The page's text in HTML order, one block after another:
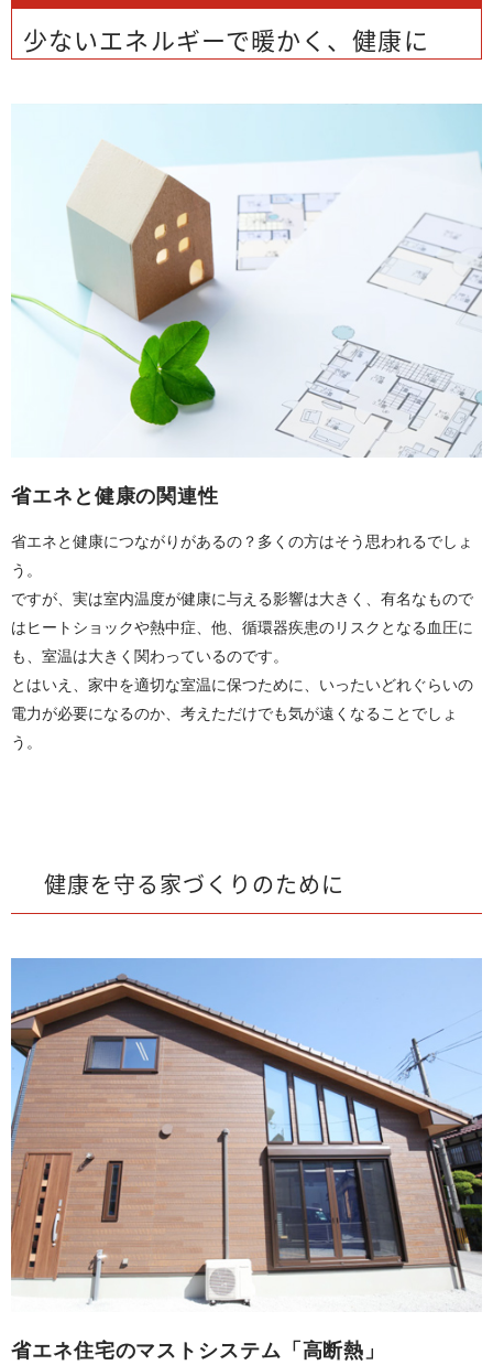
少ないエネルギーで暖かく、健康に
省エネと健康の関連性
省エネと健康につながりがあるの？多くの方はそう思われるでしょ
う。
ですが、実は室内温度が健康に与える影響は大きく、有名なもので
はヒートショックや熱中症、他、循環器疾患のリスクとなる血圧に
も、室温は大きく関わっているのです。
とはいえ、家中を適切な室温に保つために、いったいどれぐらいの
電力が必要になるのか、考えただけでも気が遠くなることでしょ
う。
健康を守る家づくりのために
省エネ住宅のマストシステム「高断熱」